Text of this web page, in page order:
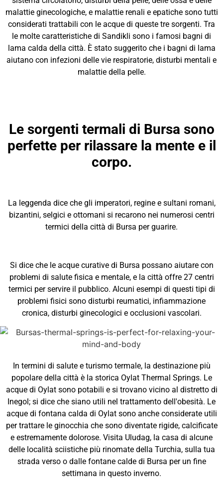
malattie ginecologiche, e malattie renali e epatiche sono tutti
considerati trattabili con le acque di queste tre sorgenti. Tra
le molte caratteristiche di Sandikli sono i famosi bagni di
lama calda della città. È stato suggerito che i bagni di lama
aiutano con infezioni delle vie respiratorie, disturbi mentali e
malattie della pelle.
Le sorgenti termali di Bursa sono
perfette per rilassare la mente e il
corpo.
La leggenda dice che gli imperatori, regine e sultani romani,
bizantini, selgici e ottomani si recarono nei numerosi centri
termici della città di Bursa per guarire.
Si dice che le acque curative di Bursa possano aiutare con
problemi di salute fisica e mentale, e la città offre 27 centri
termici per servire il pubblico. Alcuni esempi di questi tipi di
problemi fisici sono disturbi reumatici, infiammazione
cronica, disturbi ginecologici e occlusioni vascolari.
In termini di salute e turismo termale, la destinazione più
popolare della città è la storica Oylat Thermal Springs. Le
acque di Oylat sono potabili e si trovano vicino al distretto di
Inegol; si dice che siano utili nel trattamento dell'obesità. Le
acque di fontana calda di Oylat sono anche considerate utili
per trattare le ginocchia che sono diventate rigide, calcificate
e estremamente dolorose. Visita Uludag, la casa di alcune
delle località sciistiche più rinomate della Turchia, sulla tua
strada verso o dalle fontane calde di Bursa per un fine
settimana in questo inverno.